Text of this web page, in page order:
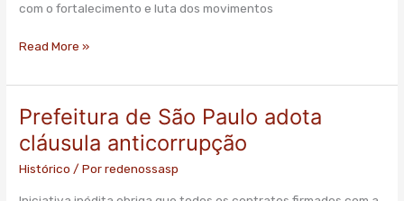
com o fortalecimento e luta dos movimentos
Read More »
Prefeitura de São Paulo adota
cláusula anticorrupção
Histórico / Porredenossasp
Prefeitura
de
São
Paulo